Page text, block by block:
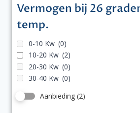
Vermogen bij 26
temp.
0-10 Kw (0)
10-20 Kw (2)
20-30 Kw (0)
30-40 Kw (0)
Aanbieding (2)